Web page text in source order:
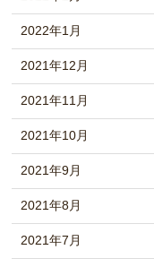
2022年1月
2021年12月
2021年11月
2021年10月
2021年9月
2021年8月
2021年7月